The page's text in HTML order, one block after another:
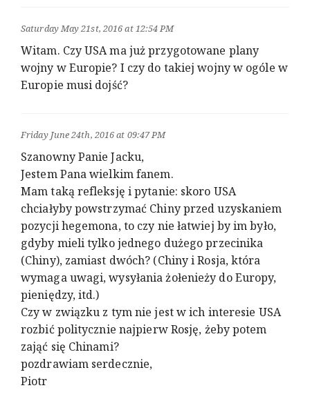
Saturday May 21st, 2016 at 12:54 PM
Witam. Czy USA ma już przygotowane plany
wojny w Europie? I czy do takiej wojny w ogóle w
Europie musi dojść?
Friday June 24th, 2016 at 09:47 PM
Szanowny Panie Jacku,
Jestem Pana wielkim fanem.
Mam taką refleksję i pytanie: skoro USA
chciałyby powstrzymać Chiny przed uzyskaniem
pozycji hegemona, to czy nie łatwiej by im było,
gdyby mieli tylko jednego dużego przecinika
(Chiny), zamiast dwóch? (Chiny i Rosja, która
wymaga uwagi, wysyłania żołenieży do Europy,
pieniędzy, itd.)
Czy w związku z tym nie jest w ich interesie USA
rozbić politycznie najpierw Rosję, żeby potem
zająć się Chinami?
pozdrawiam serdecznie,
Piotr